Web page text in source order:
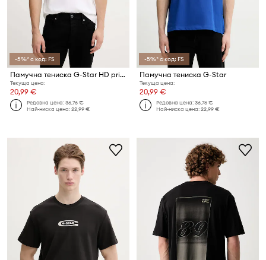
-5%* с код: FS
Памучна тениска G-Star HD print
Текуща цена:
20,99 €
Редовна цена:36,76 €
Най-ниска цена:22,99 €
-5%* с код: FS
Памучна тениска G-Star
Текуща цена:
20,99 €
Редовна цена:36,76 €
Най-ниска цена:22,99 €